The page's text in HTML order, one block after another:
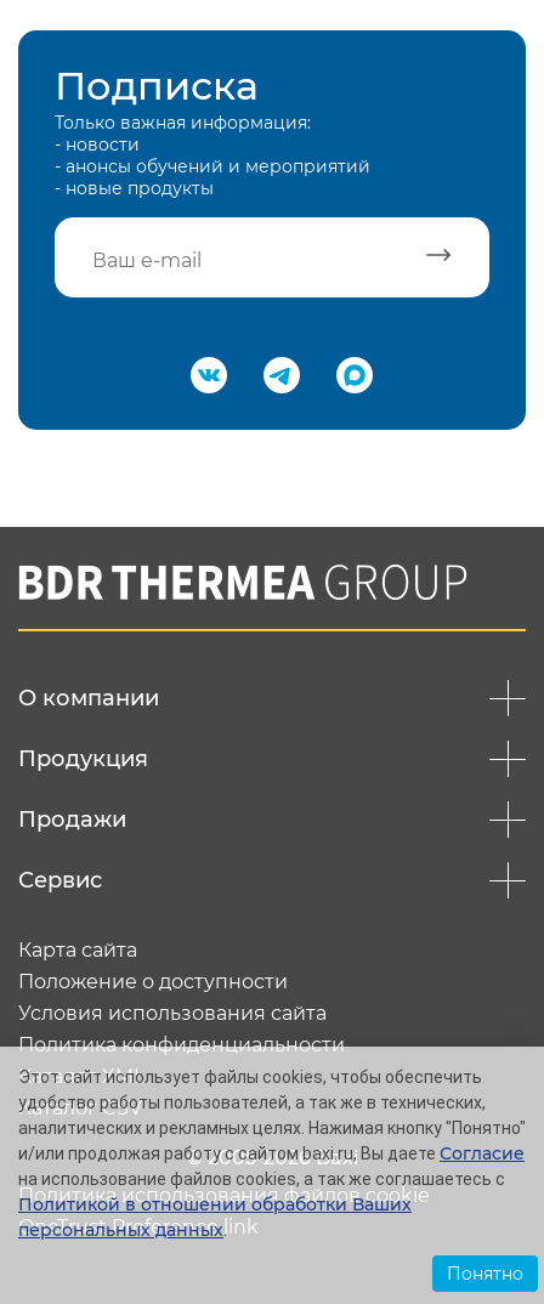
Подписка
Только важная информация:
- новости
- анонсы обучений и мероприятий
- новые продукты
Подтвердить e-mail
Вы соглашаетесь с нашей политикой
конфеденциальности
О компании
Продукция
Продажи
Сервис
© 2005-2026 Baxi
Карта сайта
Положение о доступности
Условия использования сайта
Политика конфиденциальности
Каталог XML
Каталог CSV
Политика использования файлов cookie
OneTrust Preference link
Этот сайт использует файлы cookies, чтобы обеспечить
удобство работы пользователей, а так же в технических,
аналитических и рекламных целях. Нажимая кнопку "Понятно"
и/или продолжая работу с сайтом baxi.ru, Вы даете Согласие
на использование файлов cookies, а так же соглашаетесь с
Политикой в отношении обработки Ваших
персональных данных.
Понятно